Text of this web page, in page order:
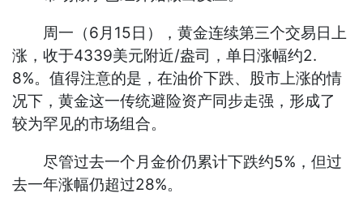
周一（6月15日），黄金连续第三个交易日上
涨，收于4339美元附近/盎司，单日涨幅约2.
8%。值得注意的是，在油价下跌、股市上涨的情
况下，黄金这一传统避险资产同步走强，形成了
较为罕见的市场组合。
尽管过去一个月金价仍累计下跌约5%，但过
去一年涨幅仍超过28%。